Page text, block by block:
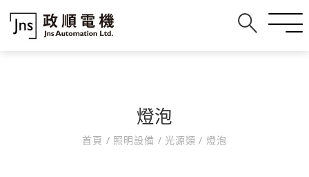
燈泡
首頁 / 照明設備 / 光源類/ 燈泡